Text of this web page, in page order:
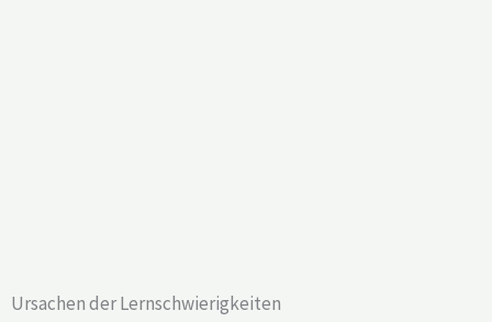
Ursachen der Lernschwierigkeiten